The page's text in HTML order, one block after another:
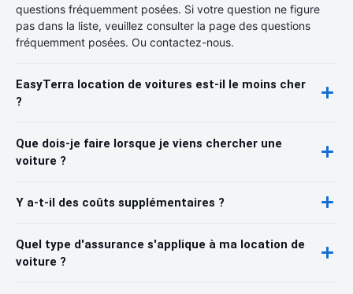
questions fréquemment posées. Si votre question ne figure
pas dans la liste, veuillez consulter la page des questions
fréquemment posées. Ou contactez-nous.
EasyTerra location de voitures est-il le moins cher
?
Que dois-je faire lorsque je viens chercher une
voiture ?
Y a-t-il des coûts supplémentaires ?
Quel type d'assurance s'applique à ma location de
voiture ?